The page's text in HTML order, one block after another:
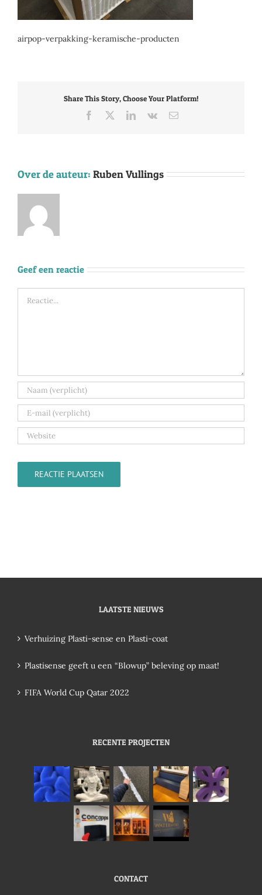
airpop-verpakking-keramische-producten
Share This Story, Choose Your Platform!
Facebook
LinkedIn
Vk
E-
Over de auteur: Ruben Vullings
Geef een reactie
LAATSTE NIEUWS
Verhuizing Plasti-sense en Plasti-coat
Plastisense geeft u een “Blowup” beleving op maat!
FIFA World Cup Qatar 2022
RECENTE PROJECTEN
CONTACT